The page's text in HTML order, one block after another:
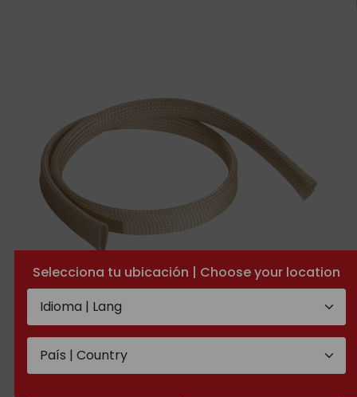
Selecciona tu ubicación | Choose your location
Saturated fiberglass tube